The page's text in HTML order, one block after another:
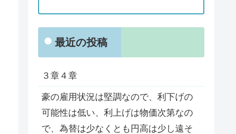
最近の投稿
３章４章
豪の雇用状況は堅調なので、利下げの
可能性は低い、利上げは物価次第なの
で、為替は少なくとも円高は少し遠そ